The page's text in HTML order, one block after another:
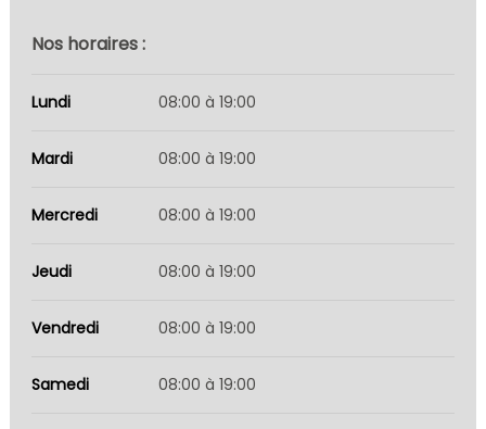
Nos horaires :
Lundi 08:00 à 19:00
Mardi 08:00 à 19:00
Mercredi 08:00 à 19:00
Jeudi 08:00 à 19:00
Vendredi 08:00 à 19:00
Samedi 08:00 à 19:00